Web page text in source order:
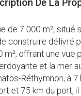
De La
de 7 000 m², situé
construire délivré
m², offrant une vue
et la mer
Réthymnon, à
et 75 km du port,